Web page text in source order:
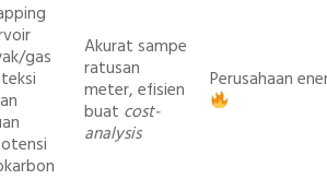
gas
Akurat sampe
ratusan
meter, efisien
buat cost-
analysis
Perusahaan